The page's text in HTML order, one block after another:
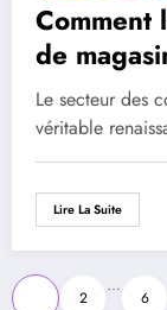
Comment
de
franchise :
du
Le secteur des
véritable
Lire La Suite
Pagination
2
…
6